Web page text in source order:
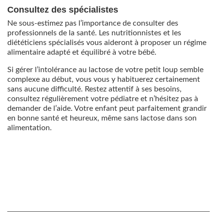
Consultez des spécialistes
Ne sous-estimez pas l’importance de consulter des
professionnels de la santé. Les nutritionnistes et les
diététiciens spécialisés vous aideront à proposer un régime
alimentaire adapté et équilibré à votre bébé.
Si gérer l’intolérance au lactose de votre petit loup semble
complexe au début, vous vous y habituerez certainement
sans aucune difficulté. Restez attentif à ses besoins,
consultez régulièrement votre pédiatre et n’hésitez pas à
demander de l’aide. Votre enfant peut parfaitement grandir
en bonne santé et heureux, même sans lactose dans son
alimentation.